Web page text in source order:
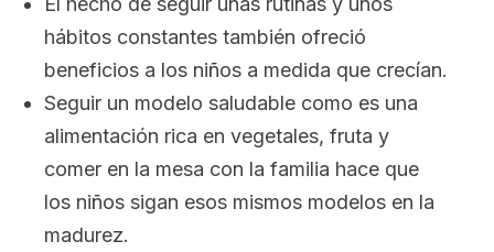
hábitos constantes también ofreció
beneficios a los niños a medida que crecían.
Seguir un modelo saludable como es una
alimentación rica en vegetales, fruta y
comer en la mesa con la familia hace que
los niños sigan esos mismos modelos en la
madurez.